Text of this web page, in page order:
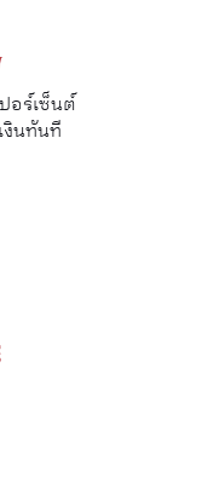
อร์เซ็นต์
งินทันที